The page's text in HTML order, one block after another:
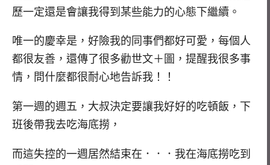
歷一定還是會讓我得到某些能力的心態下繼續。
唯一的慶幸是，好險我的同事們都好可愛，每個人
都很友善，還傳了很多勸世文＋圖，提醒我很多事
情，問什麼都很耐心地告訴我！！
第一週的週五，大叔決定要讓我好好的吃頓飯，下
班後帶我去吃海底撈，
而這失控的一週居然結束在．．．我在海底撈吃到